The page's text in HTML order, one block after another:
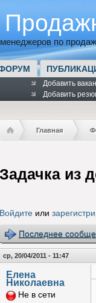
по
Добавить
Добавить
Главная
Задачка из
Войдите или
Последнее
ср, 20/04/2011 - 11:47
Елена
Николаевна
Не в сети